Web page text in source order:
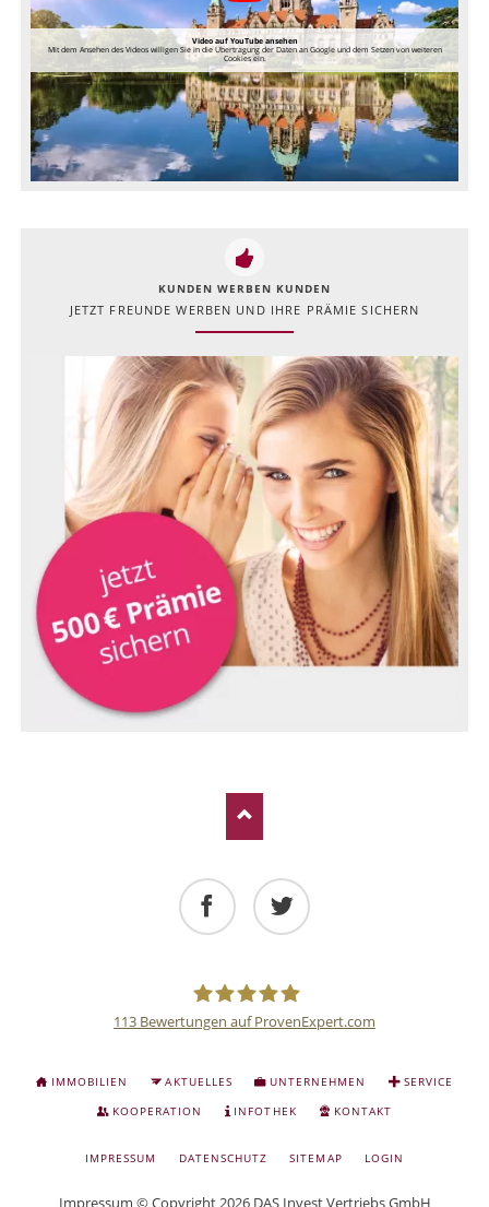
Video auf YouTube ansehen
Mit dem Ansehen des Videos willigen Sie in die Übertragung der Daten an Google und dem Setzen von weiteren
Cookies ein.
KUNDEN WERBEN KUNDEN
JETZT FREUNDE WERBEN UND IHRE PRÄMIE SICHERN
Anlage
und
113 Bewertungen auf ProvenExpert.com
NAVIGATION
IMMOBILIEN AKTUELLES UNTERNEHMEN
SERVICE
KOOPERATION
INFOTHEK KONTAKT
NAVIGATION
IMPRESSUM DATENSCHUTZ SITEMAP LOGIN
Impressum © Copyright 2026 DAS Invest Vertriebs GmbH